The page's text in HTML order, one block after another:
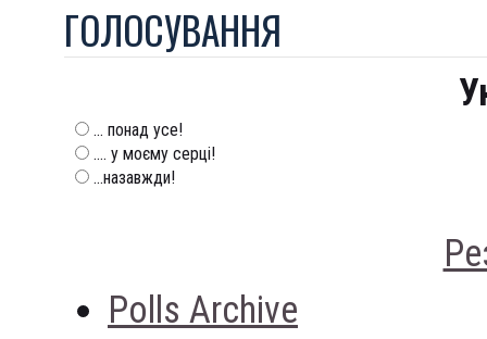
ГОЛОСУВАННЯ
... понад усе!
.... у моєму серці!
...назавжди!
Polls Archive